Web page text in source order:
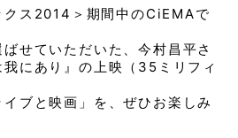
クス2014＞期間中のCiEMAで
せていただいた、今村昌平さ
にあり』の上映（35ミリフィ
ブと映画」を、ぜひお楽しみ